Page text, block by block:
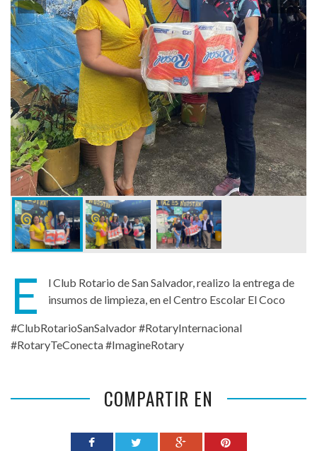
E
l Club Rotario de San Salvador, realizo la entrega de
insumos de limpieza, en el Centro Escolar El Coco
#ClubRotarioSanSalvador #RotaryInternacional
#RotaryTeConecta #ImagineRotary
COMPARTIR EN